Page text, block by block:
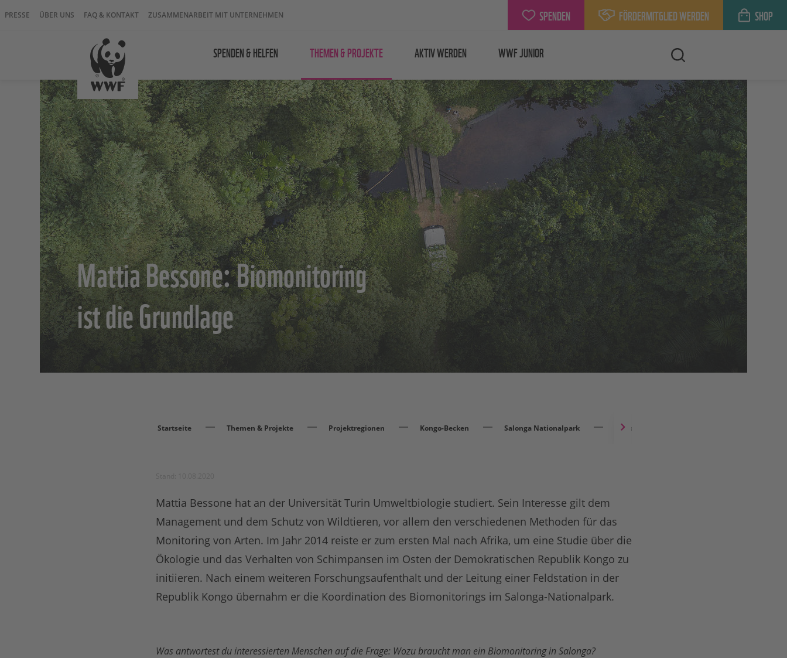
PRESSE ÜBER UNS FAQ & KONTAKT ZUSAMMENARBEIT MIT UNTERNEHMEN SPENDEN FÖRDERMITGLIED WERDEN SHOP
SPENDEN & HELFEN THEMEN & PROJEKTE AKTIV WERDEN WWF JUNIOR
Mattia Bessone: Biomonitoring
ist die Grundlage
Startseite Themen & Projekte Projektregionen Kongo-Becken Salonga Nationalpark Im Schatten des Urwalds
Mattia Bessone hat an der Universität Turin Umweltbiologie studiert. Sein Interesse gilt dem
Management und dem Schutz von Wildtieren, vor allem den verschiedenen Methoden für das
Monitoring von Arten. Im Jahr 2014 reiste er zum ersten Mal nach Afrika, um eine Studie über die
Ökologie und das Verhalten von Schimpansen im Osten der Demokratischen Republik Kongo zu
initiieren. Nach einem weiteren Forschungsaufenthalt und der Leitung einer Feldstation in der
Republik Kongo übernahm er die Koordination des Biomonitorings im Salonga-Nationalpark.
Was antwortest du interessierten Menschen auf die Frage: Wozu braucht man ein Biomonitoring in Salonga?